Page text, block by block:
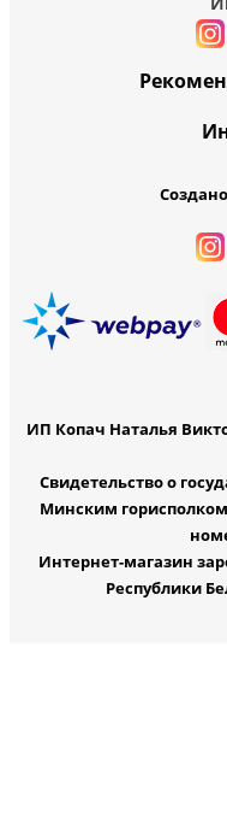
ИП Копач Наталья
Свидетельство о
Минским
Интернет-магазин
Республики